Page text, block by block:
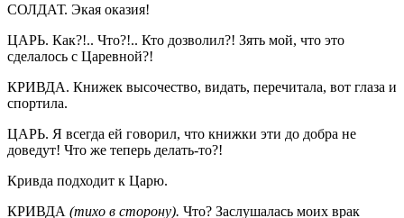
СОЛДАТ. Экая оказия!
ЦАРЬ. Как?!.. Что?!.. Кто дозволил?! Зять мой, что это
сделалось с Царевной?!
КРИВДА. Книжек высочество, видать, перечитала, вот глаза и
спортила.
ЦАРЬ. Я всегда ей говорил, что книжки эти до добра не
доведут! Что же теперь делать-то?!
Кривда подходит к Царю.
КРИВДА (тихо в сторону). Что? Заслушалась моих врак